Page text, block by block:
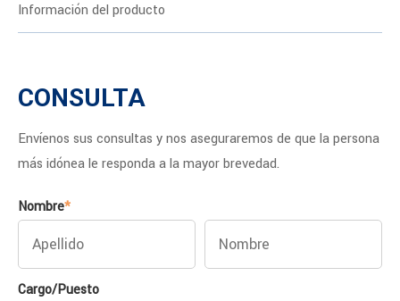
Información del producto
CONSULTA
Envíenos sus consultas y nos aseguraremos de que la persona
más idónea le responda a la mayor brevedad.
Nombre*
Cargo/Puesto